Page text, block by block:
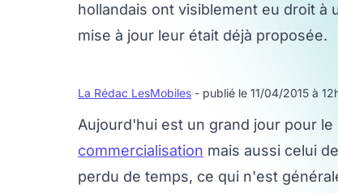
hollandais ont visiblement eu droit à
mise à jour leur était déjà proposée.
La Rédac LesMobiles - publié le 11/04/2015 à
Aujourd'hui est un grand jour pour
commercialisation mais aussi celui
perdu de temps, ce qui n'est